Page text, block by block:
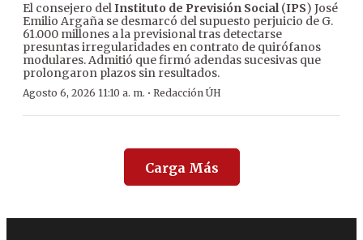
El consejero delInstituto de Previsión Social(IPS) José
Emilio Argaña se desmarcó del supuesto perjuicio de G.
61.000 millones a la previsional tras detectarse
presuntas irregularidades en contrato de quirófanos
modulares. Admitió que firmó adendas sucesivas que
prolongaron plazos sin resultados.
Agosto 6, 2026 11:10 a. m. · Redacción ÚH
Carga Más